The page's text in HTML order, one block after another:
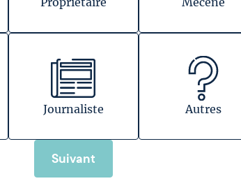
Journaliste Autres
Suivant